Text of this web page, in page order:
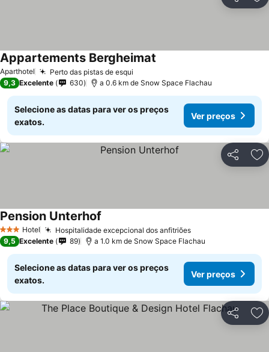
Aparthotel Perto das pistas de esqui
Appartements Bergheimat
9,3 Excelente 630 a 0.6 km de Snow Space Flachau
Selecione as datas para ver os preços
exatos.
Ver preços
Partilhar
3 EstrelasHotel Hospitalidade excepcional dos anfitriões
Pension Unterhof
9,5 Excelente 89 a 1.0 km de Snow Space Flachau
Selecione as datas para ver os preços
exatos.
Ver preços
Partilhar